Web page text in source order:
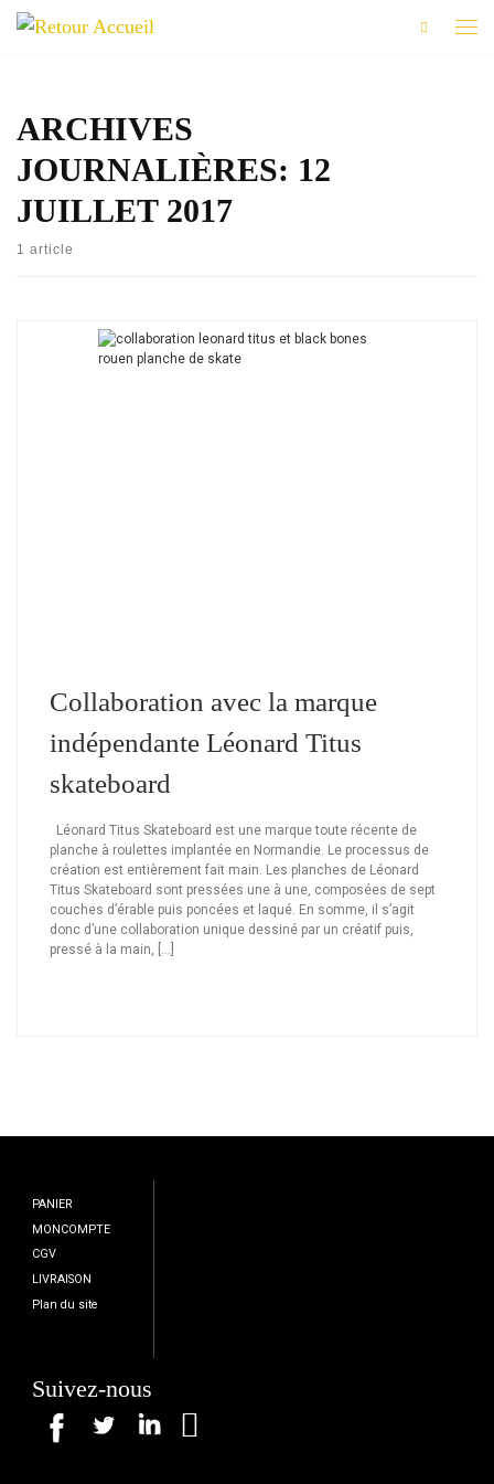
Skip to content
ARCHIVES
JOURNALIÈRES: 12
JUILLET 2017
1 article
Collaboration avec la marque
indépendante Léonard Titus
skateboard
Léonard Titus Skateboard est une marque toute récente de
planche à roulettes implantée en Normandie. Le processus de
création est entièrement fait main. Les planches de Léonard
Titus Skateboard sont pressées une à une, composées de sept
couches d’érable puis poncées et laqué. En somme, il s’agit
donc d’une collaboration unique dessiné par un créatif puis,
pressé à la main, […]
PANIER
MONCOMPTE
CGV
LIVRAISON
Plan du site
Suivez-nous